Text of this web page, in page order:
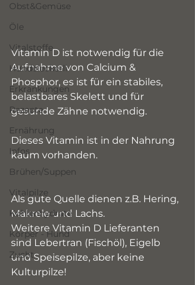
Obst&Gemüse
Öle
Vitalstoffe
Hundeleckerli
Erkrankungen
Rezepte
Ernährung
Infos
Brühen/Suppen
Vitalpilze
Kohlenhydrate
Körper - Hund
Zucht
Vitamin D ist notwendig für die
Aufnahme von Calcium &
Phosphor, es ist für ein stabiles,
belastbares Skelett und für
gesunde Zähne notwendig.
Dieses Vitamin ist in der Nahrung
kaum vorhanden.
Als gute Quelle dienen z.B. Hering,
Makrele und Lachs.
Weitere Vitamin D Lieferanten
sind Lebertran (Fischöl), Eigelb
und Speisepilze, aber keine
Kulturpilze!